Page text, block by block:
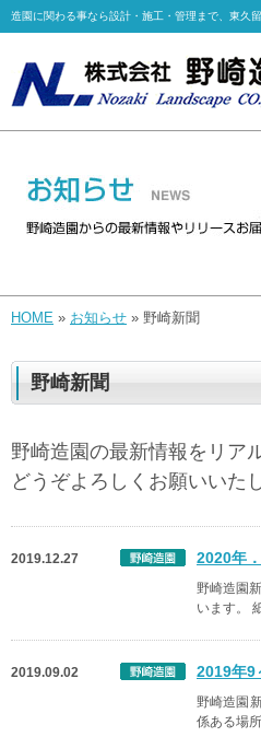
造園に関わる事なら設計・施工・管理まで、東久
HOME » お知らせ » 野崎新聞
野崎新聞
野崎造園の最新情報をリア
どうぞよろしくお願いいた
2019.12.27 2020年
野崎造園
います。
2019.09.02 2019年
野崎造園
係ある場